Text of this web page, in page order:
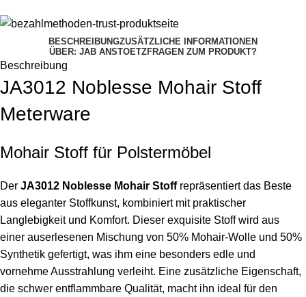
BESCHREIBUNGZUSÄTZLICHE INFORMATIONEN
ÜBER: JAB ANSTOETZFRAGEN ZUM PRODUKT?
Beschreibung
JA3012 Noblesse Mohair Stoff
Meterware
Mohair Stoff für Polstermöbel
Der JA3012 Noblesse Mohair Stoffrepräsentiert das Beste
aus eleganter Stoffkunst, kombiniert mit praktischer
Langlebigkeit und Komfort. Dieser exquisite Stoff wird aus
einer auserlesenen Mischung von 50% Mohair-Wolle und 50%
Synthetik gefertigt, was ihm eine besonders edle und
vornehme Ausstrahlung verleiht. Eine zusätzliche Eigenschaft,
die schwer entflammbare Qualität, macht ihn ideal für den